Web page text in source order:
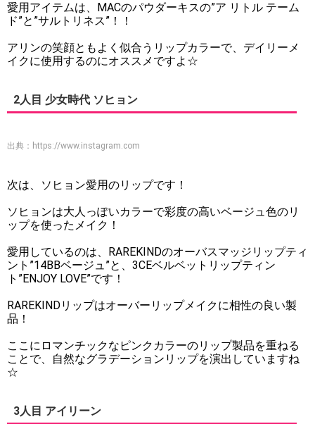
愛用アイテムは、MACのパウダーキスの”ア リトル テーム
ド”と”サルトリネス”！！
アリンの笑顔ともよく似合うリップカラーで、デイリーメ
イクに使用するのにオススメですよ☆
2人目 少女時代 ソヒョン
出典： https://www.instagram.com
次は、ソヒョン愛用のリップです！
ソヒョンは大人っぽいカラーで彩度の高いベージュ色のリ
ップを使ったメイク！
愛用しているのは、RAREKINDのオーバスマッジリップティ
ント”14BBベージュ”と、3CEベルベットリップティン
ト”ENJOY LOVE”です！
RAREKINDリップはオーバーリップメイクに相性の良い製
品！
ここにロマンチックなピンクカラーのリップ製品を重ねる
ことで、自然なグラデーションリップを演出していますね
☆
3人目 アイリーン